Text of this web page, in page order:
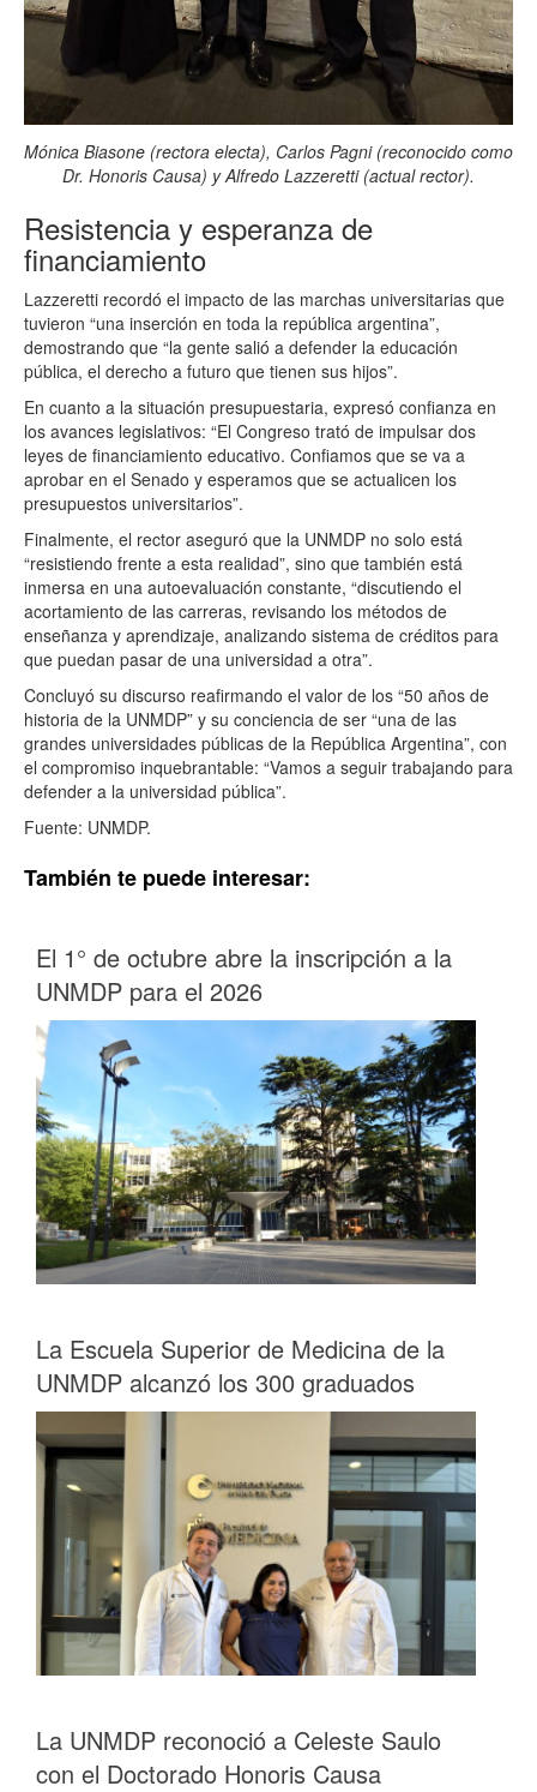
Mónica Biasone (rectora electa), Carlos Pagni (reconocido como
Dr. Honoris Causa) y Alfredo Lazzeretti (actual rector).
Resistencia y esperanza de
financiamiento
Lazzeretti recordó el impacto de las marchas universitarias que
tuvieron “una inserción en toda la república argentina”,
demostrando que “la gente salió a defender la educación
pública, el derecho a futuro que tienen sus hijos”.
En cuanto a la situación presupuestaria, expresó confianza en
los avances legislativos: “El Congreso trató de impulsar dos
leyes de financiamiento educativo. Confiamos que se va a
aprobar en el Senado y esperamos que se actualicen los
presupuestos universitarios”.
Finalmente, el rector aseguró que la UNMDP no solo está
“resistiendo frente a esta realidad”, sino que también está
inmersa en una autoevaluación constante, “discutiendo el
acortamiento de las carreras, revisando los métodos de
enseñanza y aprendizaje, analizando sistema de créditos para
que puedan pasar de una universidad a otra”.
Concluyó su discurso reafirmando el valor de los “50 años de
historia de la UNMDP” y su conciencia de ser “una de las
grandes universidades públicas de la República Argentina”, con
el compromiso inquebrantable: “Vamos a seguir trabajando para
defender a la universidad pública”.
Fuente: UNMDP.
También te puede interesar:
El 1° de octubre abre la inscripción a la
UNMDP para el 2026
La Escuela Superior de Medicina de la
UNMDP alcanzó los 300 graduados
La UNMDP reconoció a Celeste Saulo
con el Doctorado Honoris Causa